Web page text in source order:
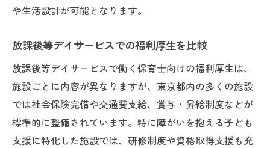
や生活設計が可能となります。
放課後等デイサービスでの福利厚生を比較
放課後等デイサービスで働く保育士向けの福利厚生は、
施設ごとに内容が異なりますが、東京都内の多くの施設
では社会保険完備や交通費支給、賞与・昇給制度などが
標準的に整備されています。特に障がいを抱える子ども
支援に特化した施設では、研修制度や資格取得支援も充